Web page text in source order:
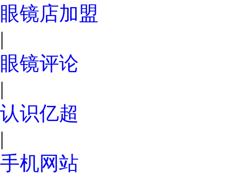
眼镜店加盟
|
眼镜评论
|
认识亿超
|
手机网站